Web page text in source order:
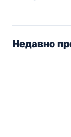
Недавно